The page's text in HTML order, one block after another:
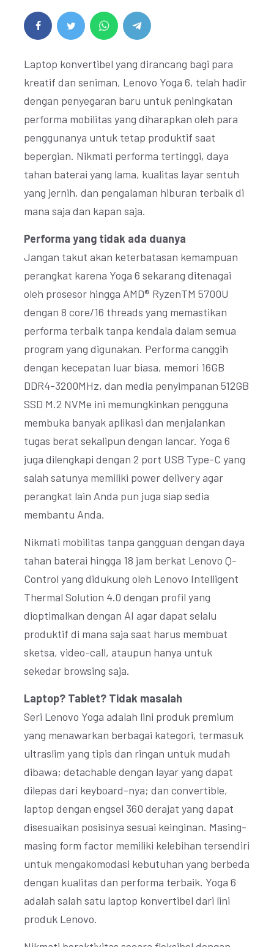
Laptop konvertibel yang dirancang bagi para
kreatif dan seniman, Lenovo Yoga 6, telah hadir
dengan penyegaran baru untuk peningkatan
performa mobilitas yang diharapkan oleh para
penggunanya untuk tetap produktif saat
bepergian. Nikmati performa tertinggi, daya
tahan baterai yang lama, kualitas layar sentuh
yang jernih, dan pengalaman hiburan terbaik di
mana saja dan kapan saja.
Performa yang tidak ada duanya
Jangan takut akan keterbatasan kemampuan
perangkat karena Yoga 6 sekarang ditenagai
oleh prosesor hingga AMD® RyzenTM 5700U
dengan 8 core/16 threads yang memastikan
performa terbaik tanpa kendala dalam semua
program yang digunakan. Performa canggih
dengan kecepatan luar biasa, memori 16GB
DDR4-3200MHz, dan media penyimpanan 512GB
SSD M.2 NVMe ini memungkinkan pengguna
membuka banyak aplikasi dan menjalankan
tugas berat sekalipun dengan lancar. Yoga 6
juga dilengkapi dengan 2 port USB Type-C yang
salah satunya memiliki power delivery agar
perangkat lain Anda pun juga siap sedia
membantu Anda.
Nikmati mobilitas tanpa gangguan dengan daya
tahan baterai hingga 18 jam berkat Lenovo Q-
Control yang didukung oleh Lenovo Intelligent
Thermal Solution 4.0 dengan profil yang
dioptimalkan dengan AI agar dapat selalu
produktif di mana saja saat harus membuat
sketsa, video-call, ataupun hanya untuk
sekedar browsing saja.
Laptop? Tablet? Tidak masalah
Seri Lenovo Yoga adalah lini produk premium
yang menawarkan berbagai kategori, termasuk
ultraslim yang tipis dan ringan untuk mudah
dibawa; detachable dengan layar yang dapat
dilepas dari keyboard-nya; dan convertible,
laptop dengan engsel 360 derajat yang dapat
disesuaikan posisinya sesuai keinginan. Masing-
masing form factor memiliki kelebihan tersendiri
untuk mengakomodasi kebutuhan yang berbeda
dengan kualitas dan performa terbaik. Yoga 6
adalah salah satu laptop konvertibel dari lini
produk Lenovo.